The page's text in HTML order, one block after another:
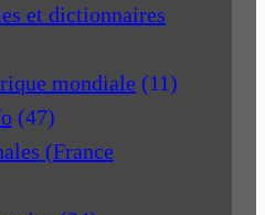
et dictionnaires
mondiale (11)
(47)
(France